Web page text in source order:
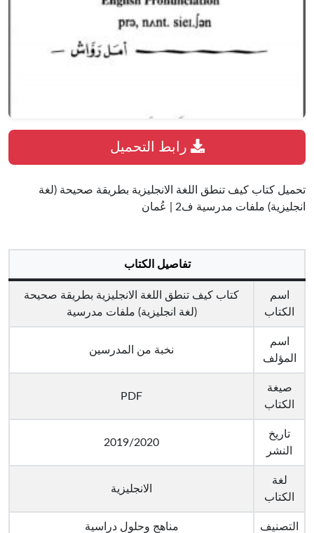
تحميل كتاب كيف تنطق اللغة الانجليزية بطريقة صحيحة (لغة
انجليزية) ملفات مدرسية ف2 | عُمان
تفاصيل الكتاب
اسم
الكتاب
كتاب كيف تنطق اللغة الانجليزية بطريقة صحيحة
(لغة انجليزية) ملفات مدرسية
اسم
المؤلف
نخبة من المدرسين
صيغة
الكتاب
PDF
تاريخ
النشر
2019/2020
لغة
الكتاب
الانجليزية
التصنيف مناهج وحلول دراسية